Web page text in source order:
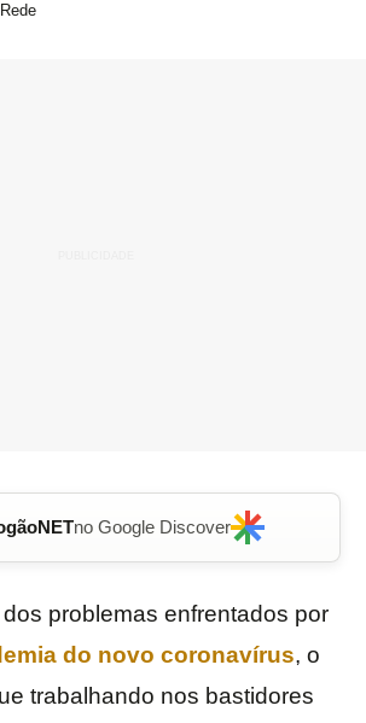
no Google Discover
problemas enfrentados por
do novo coronavírus, o
trabalhando nos bastidores